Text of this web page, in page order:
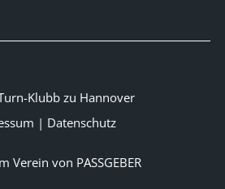
Klubb zu Hannover
| Datenschutz
Verein von PASSGEBER